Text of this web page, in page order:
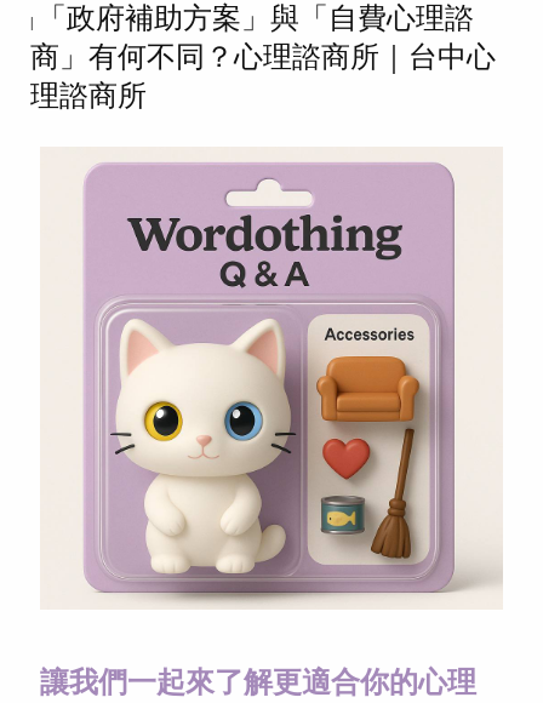
|
「政府補助方案」與「自費心理諮
商」有何不同？心理諮商所｜台中心
理諮商所
讓我們一起來了解更適合你的心理